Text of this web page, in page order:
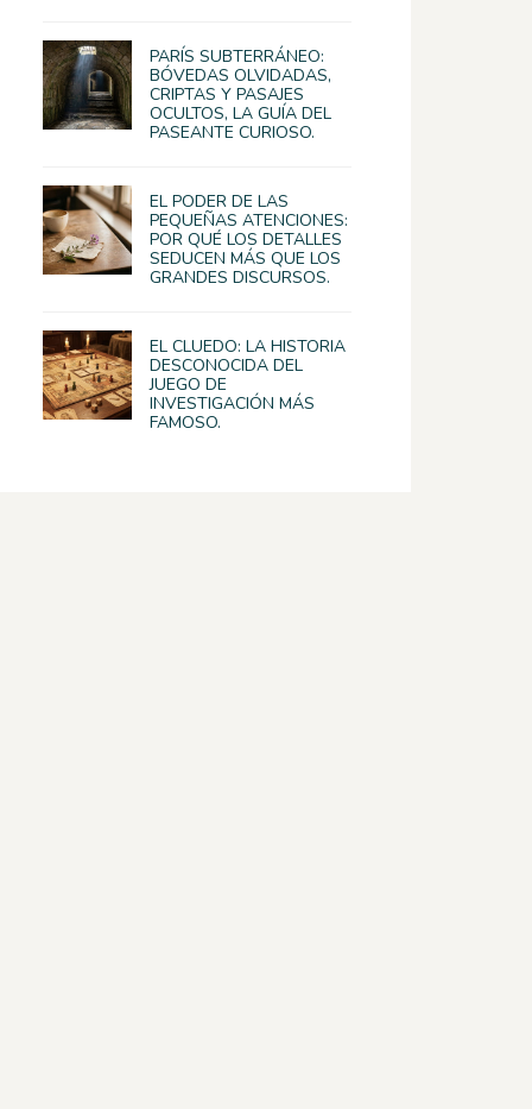
PARÍS SUBTERRÁNEO:
BÓVEDAS OLVIDADAS,
CRIPTAS Y PASAJES
OCULTOS, LA GUÍA DEL
PASEANTE CURIOSO.
EL PODER DE LAS
PEQUEÑAS ATENCIONES:
POR QUÉ LOS DETALLES
SEDUCEN MÁS QUE LOS
GRANDES DISCURSOS.
EL CLUEDO: LA HISTORIA
DESCONOCIDA DEL
JUEGO DE
INVESTIGACIÓN MÁS
FAMOSO.